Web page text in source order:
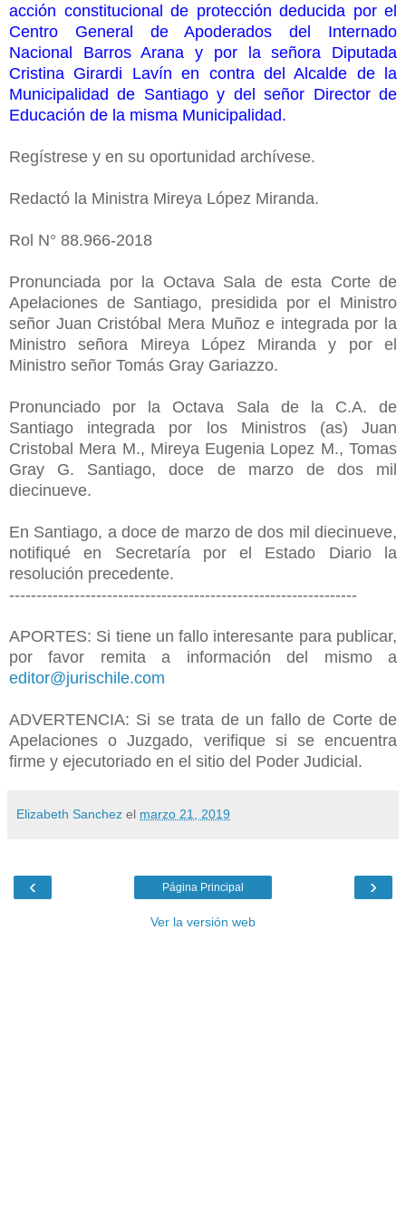
acción constitucional de protección deducida por el
Centro General de Apoderados del Internado
Nacional Barros Arana y por la señora Diputada
Cristina Girardi Lavín en contra del Alcalde de la
Municipalidad de Santiago y del señor Director de
Educación de la misma Municipalidad.
Regístrese y en su oportunidad archívese.
Redactó la Ministra Mireya López Miranda.
Rol N° 88.966-2018
Pronunciada por la Octava Sala de esta Corte de
Apelaciones de Santiago, presidida por el Ministro
señor Juan Cristóbal Mera Muñoz e integrada por la
Ministro señora Mireya López Miranda y por el
Ministro señor Tomás Gray Gariazzo.
Pronunciado por la Octava Sala de la C.A. de
Santiago integrada por los Ministros (as) Juan
Cristobal Mera M., Mireya Eugenia Lopez M., Tomas
Gray G. Santiago, doce de marzo de dos mil
diecinueve.
En Santiago, a doce de marzo de dos mil diecinueve,
notifiqué en Secretaría por el Estado Diario la
resolución precedente.
----------------------------------------------------------------
APORTES: Si tiene un fallo interesante para publicar,
por favor remita a información del mismo a
editor@jurischile.com
ADVERTENCIA: Si se trata de un fallo de Corte de
Apelaciones o Juzgado, verifique si se encuentra
firme y ejecutoriado en el sitio del Poder Judicial.
Elizabeth Sanchez el marzo 21, 2019
‹ ›
Página Principal
Ver la versión web